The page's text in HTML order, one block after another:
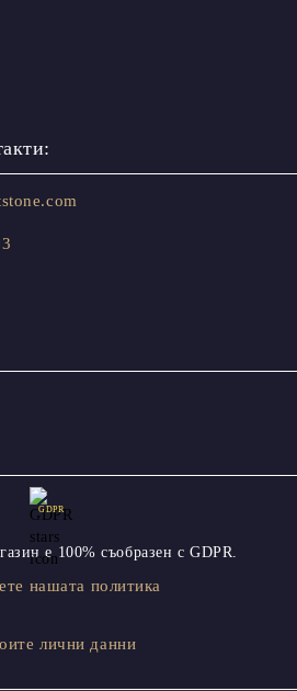
GDPR
е 100% съобразен с GDPR.
нашата политика
лични данни